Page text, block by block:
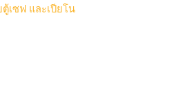
เซฟ และเปียโน